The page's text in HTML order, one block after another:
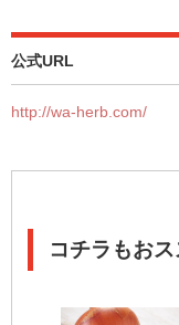
公式URL
http://wa-herb.com/
コチラもおス